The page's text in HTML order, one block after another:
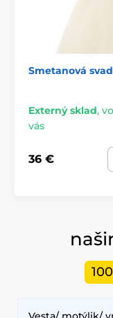
Smetanová
Externý sklad,
vás
36 €